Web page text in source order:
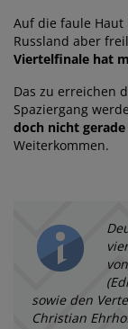
Auf die faule Haut
Russland aber
Viertelfinale hat
Das zu erreichen
Spaziergang
doch nicht
Weiterkommen.
sowie den
Christian